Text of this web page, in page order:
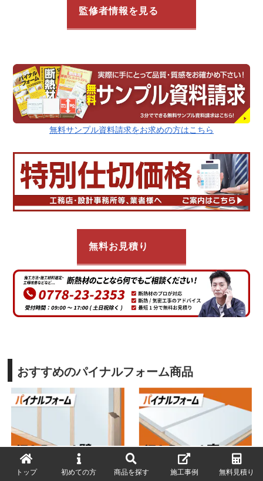
監修者情報を見る
無料サンプル資料請求をお求めの方はこちら
無料お見積り
おすすめのパイナルフォーム商品
iZA Panel 壁 iZA Panel 床
トップ 初めての方 商品を探す 施工事例 無料見積り